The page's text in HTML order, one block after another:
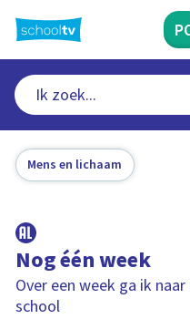
naar
hoofdinhoud
Mens en lichaam
Nog één week
Over een week ga ik
school